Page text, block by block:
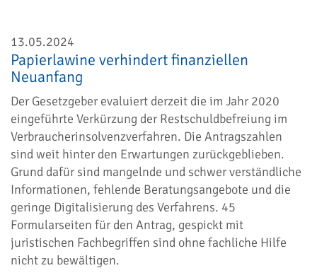
13.05.2024
Papierlawine verhindert finanziellen
Neuanfang
Der Gesetzgeber evaluiert derzeit die im Jahr 2020
eingeführte Verkürzung der Restschuldbefreiung im
Verbraucherinsolvenzverfahren. Die Antragszahlen
sind weit hinter den Erwartungen zurückgeblieben.
Grund dafür sind mangelnde und schwer verständliche
Informationen, fehlende Beratungsangebote und die
geringe Digitalisierung des Verfahrens. 45
Formularseiten für den Antrag, gespickt mit
juristischen Fachbegriffen sind ohne fachliche Hilfe
nicht zu bewältigen.